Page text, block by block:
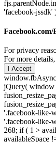
'facebook-jssdk'
Facebook.com/
For privacy
For more
I Accept
jQuery( window
'.facebook-like-
'.facebook-like-
268; if ( 1 >
availableSpace